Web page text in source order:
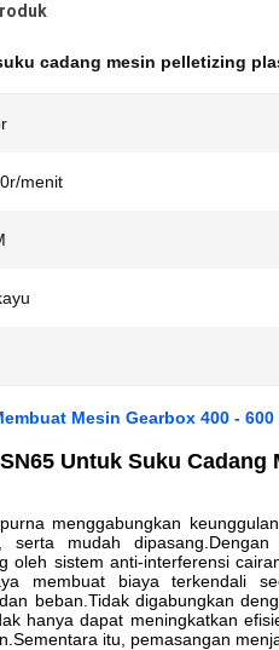
cadang mesin pelletizing
menit
Mesin Gearbox 400 -
Untuk Suku Cadang
menggabungkan
serta mudah
oleh sistem anti-interferensi
membuat biaya terkendali
beban.Tidak digabungkan
hanya dapat meningkatkan
itu, pemasangan